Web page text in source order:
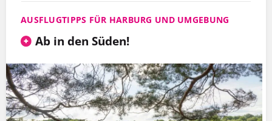
AUSFLUGTIPPS FÜR HARBURG UND UMGEBUNG
Ab in den Süden!